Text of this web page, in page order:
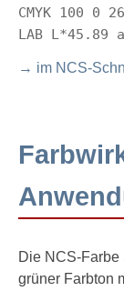
CMYK 100 0
LAB L*45.89
→ im NCS-
Die NCS-Farbe
grüner Farbton